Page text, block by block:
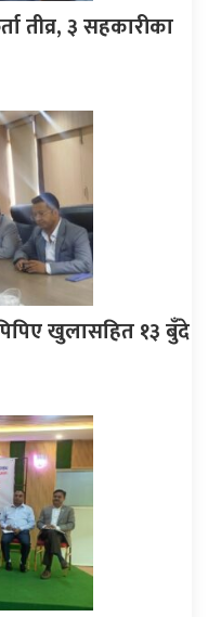
तीव्र, ३ सहकारीका
खुलासहित १३ बुँदे